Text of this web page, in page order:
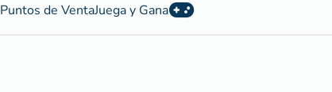
Puntos de VentaJuega y Gana